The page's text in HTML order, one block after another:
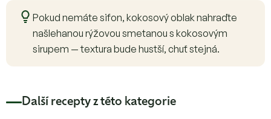
Pokud nemáte sifon, kokosový oblak nahraďte
našlehanou rýžovou smetanou s kokosovým
sirupem — textura bude hustší, chuť stejná.
Další recepty z této kategorie